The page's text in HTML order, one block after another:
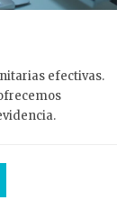
efectivas.